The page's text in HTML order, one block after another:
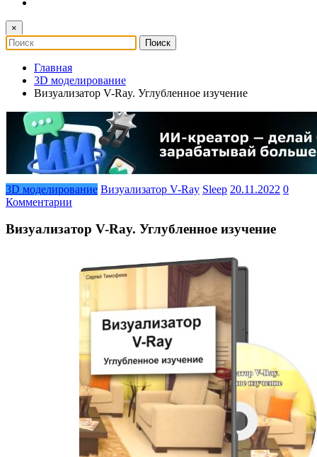
×
Главная
3D моделирование
Визуализатор V-Ray. Углубленное изучение
3D моделирование Визуализатор V-Ray Sleep 20.11.2022 0
Комментарии
Визуализатор V-Ray. Углубленное изучение